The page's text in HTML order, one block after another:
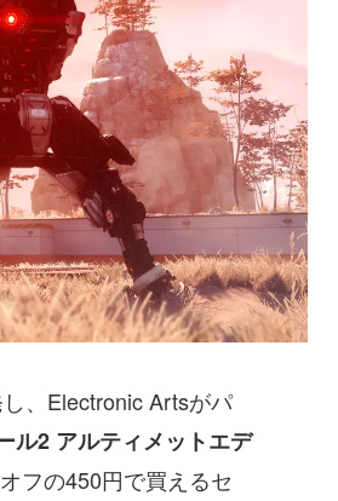
、Electronic Artsがパ
ル2 アルティメットエデ
フの450円で買えるセ